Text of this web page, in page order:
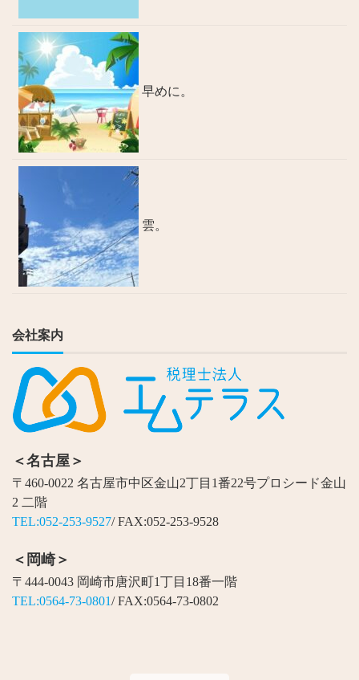
早めに。
雲。
会社案内
＜名古屋＞
〒460-0022 名古屋市中区金山2丁目1番22号プロシード金山
2 二階
TEL:052-253-9527/ FAX:052-253-9528
＜岡崎＞
〒444-0043 岡崎市唐沢町1丁目18番一階
TEL:0564-73-0801/ FAX:0564-73-0802